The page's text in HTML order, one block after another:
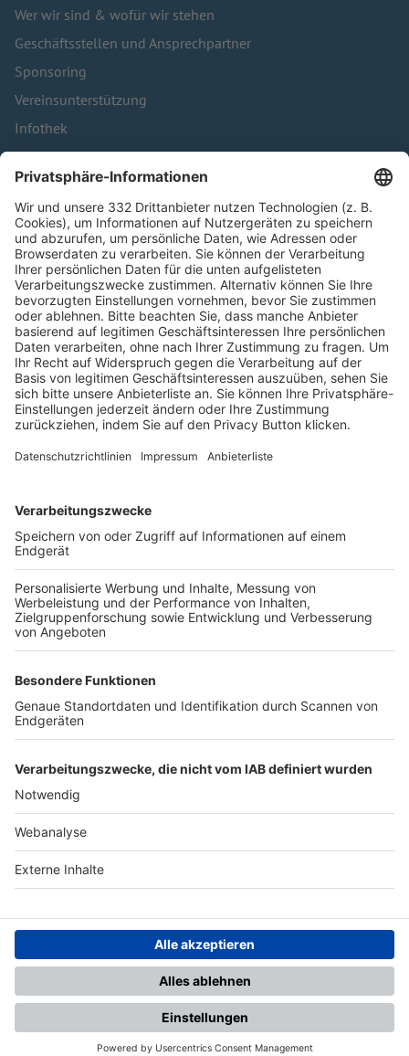
Wer wir sind & wofür wir stehen
Geschäftsstellen und Ansprechpartner
Sponsoring
Vereinsunterstützung
Infothek
Kontakt
HÄUFIG BESUCHTE SEITEN
Pässe und Vereinswechsel
Trainerausbildung
Schulungsangebot Vereinsmitarbeiter
BFV-Geschäftsstellen
Trainerbörse
Login SpielPlus
FOLGE DEM BFV
TOP-VEREINE
TOP-PARTNER
SFV DFB
Nutzungsbedingungen Datenschutz Impressum
Ihr Gerät wird möglicherweise
nicht vollständig unterstützt.
Für die beste Nutzung empfehlen
wir ein kompatibles Gerät oder
einen aktuellen Browser.